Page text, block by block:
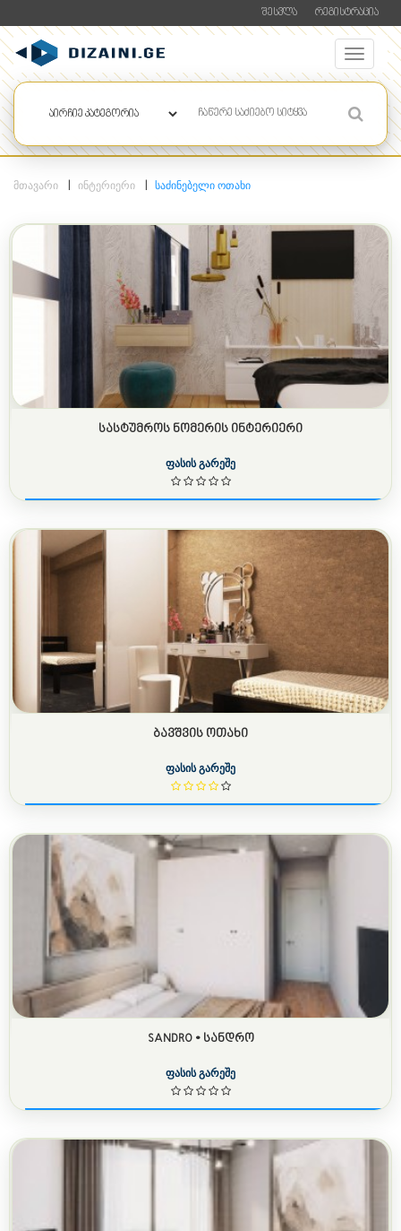
ᲨᲔᲡᲕᲚᲐ ᲠᲔᲒᲘᲡᲢᲠᲐᲪᲘᲐ
ᲛᲗᲐᲕᲐᲠᲘ ᲘᲜᲢᲔᲠᲘᲔᲠᲘ ᲡᲐᲫᲘᲜᲔᲑᲔᲚᲘ ᲝᲗᲐᲮᲘ
ᲡᲐᲡᲢᲣᲛᲠᲝᲡ ᲜᲝᲛᲔᲠᲘᲡ ᲘᲜᲢᲔᲠᲘᲔᲠᲘ
ფასის გარეშე
ᲑᲐᲕᲨᲕᲘᲡ ᲝᲗᲐᲮᲘ
ფასის გარეშე
SANDRO • ᲡᲐᲜᲓᲠᲝ
ფასის გარეშე